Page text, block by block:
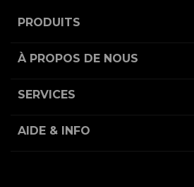
PRODUITS
À PROPOS DE NOUS
SERVICES
AIDE & INFO